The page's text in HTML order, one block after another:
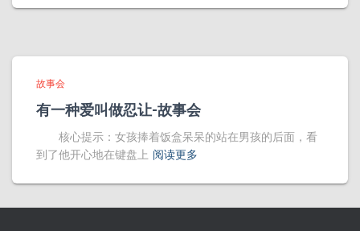
故事会
有一种爱叫做忍让-故事会
核心提示：女孩捧着饭盒呆呆的站在男孩的后面，看
到了他开心地在键盘上 阅读更多